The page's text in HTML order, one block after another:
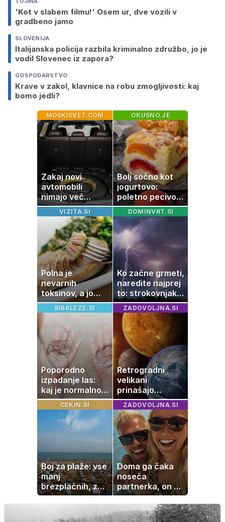
'Kot v slabem filmu!' Osem ur, dve vozili v
gradbeno jamo
SLOVENIJA
Italijanska policija razbila kriminalno združbo, jo je
vodil Slovenec iz zapora?
GOSPODARSTVO
Krave v zakol, klavnice na robu zmogljivosti: kaj
bomo jedli?
MOSKISVET.COM
Zakaj novi
avtomobili
nimajo več
rezervne gume?
OKUSNO.JE
Bolj sočno kot
jogurtovo:
poletno pecivo,
ki vedno uspe
VIZITA.SI
Polna je
nevarnih
toksinov, a jo
imamo vsi radi:
to je najbolj
nezdrava riba, ki
jo mnogi redno
uživajo
DOMINVRT.SI
Ko začne grmeti,
naredite najprej
to: strokovnjaki
opozarjajo na
pogosto napako
BIBALEZE.SI
Poporodno
izpadanje las:
kaj je normalno
in kako si
pomagati
ZADOVOLJNA.SI
Retrogradni
velikani
prinašajo
pomembne
premike – kaj
pomeni, da so
Saturn, Neptun
in Pluton hkrati
retrogradni?
CEKIN.SI
Boj za plaže: vse
manj
brezplačnih, za
ležalnik in
senčnik tudi več
kot 40 evrov
ZADOVOLJNA.SI
Doma ga čaka
noseča
partnerka, on pa
dopustuje z
drugo